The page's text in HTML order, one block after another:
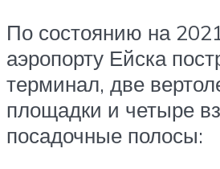
По состоянию на
аэропорту Ейска
терминал, две
площадки и четыре
посадочные полосы: